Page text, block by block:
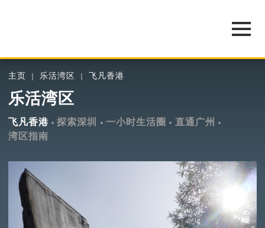
主页 乐活湾区 飞凡香港
乐活湾区
飞凡香港 探索深圳 一小时生活圈
直通广州
湾区指南